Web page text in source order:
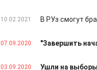
10.02.2021 В РУз смогут
07.09.2020 "Завершить
03.09.2020 Ушли на